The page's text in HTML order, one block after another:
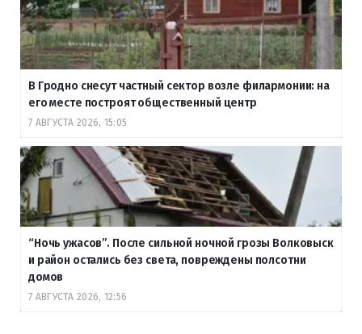
В Гродно снесут частный сектор возле филармонии: на
его месте построят общественный центр
7 АВГУСТА 2026, 15:05
“Ночь ужасов”. После сильной ночной грозы Волковыск
и район остались без света, повреждены полсотни
домов
7 АВГУСТА 2026, 12:56